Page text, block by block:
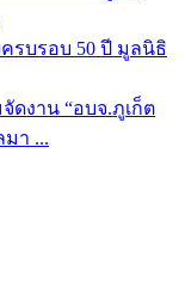
รบรอบ 50 ปี มูลนิธิ
ดงาน “อบจ.ภูเก็ต
า ...